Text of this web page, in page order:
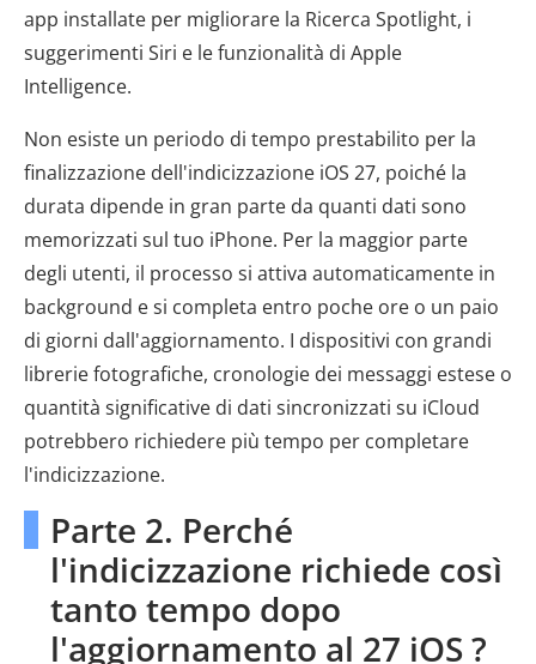
app installate per migliorare la Ricerca Spotlight, i
suggerimenti Siri e le funzionalità di Apple
Intelligence.
Non esiste un periodo di tempo prestabilito per la
finalizzazione dell'indicizzazione iOS 27, poiché la
durata dipende in gran parte da quanti dati sono
memorizzati sul tuo iPhone. Per la maggior parte
degli utenti, il processo si attiva automaticamente in
background e si completa entro poche ore o un paio
di giorni dall'aggiornamento. I dispositivi con grandi
librerie fotografiche, cronologie dei messaggi estese o
quantità significative di dati sincronizzati su iCloud
potrebbero richiedere più tempo per completare
l'indicizzazione.
Parte 2. Perché
l'indicizzazione richiede così
tanto tempo dopo
l'aggiornamento al 27 iOS ?